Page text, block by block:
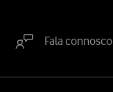
Fala connosco